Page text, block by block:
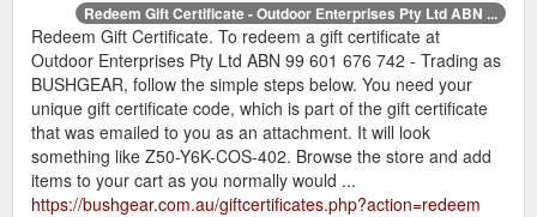
Redeem Gift Certificate - Outdoor Enterprises Pty Ltd ABN ...
Redeem Gift Certificate. To redeem a gift certificate at
Outdoor Enterprises Pty Ltd ABN 99 601 676 742 - Trading as
BUSHGEAR, follow the simple steps below. You need your
unique gift certificate code, which is part of the gift certificate
that was emailed to you as an attachment. It will look
something like Z50-Y6K-COS-402. Browse the store and add
items to your cart as you normally would ...
https://bushgear.com.au/giftcertificates.php?action=redeem